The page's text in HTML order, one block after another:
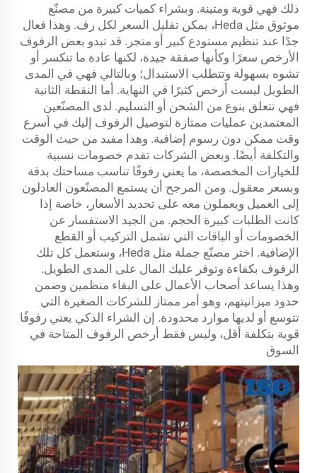
ذلك فهي قوية ومتينة. وبشراء كميات كبيرة من مصنّع
موثوق مثل Heda، يمكن تقليل السعر لكل رف. وهذا فعال
جدًا عند تنظيم مستودع كبير أو متجر. قد تبدو بعض الرفوف
الأرخص سعرًا وكأنها صفقة جيدة، لكنها عادة ما تنكسر أو
تشوه بسهولة وتتطلب الاستبدال؛ وبالتالي فهي في المدى
الطويل ليست أرخص كثيرًا في النهاية. أما النقطة الثانية
فهي تتعلق بنوع من الشحن أو التسليم. لدى المصنّعين
المعتمدين عمليات ممتازة لتوصيل الرفوف إليك في أسرع
وقت ممكن دون رسوم إضافية. وهذا مفيد من حيث الوقت
والتكلفة أيضًا. وبعض الشركات تقدم خصومات نسبية
للخيارات المخصصة، ما يعني رفوفًا تناسب مساحتك بدقة
وبسعر معقول. ومن المرجح أن يستمع المصنّعون العادلون
إلى العميل ويعملون معه على تحديد الأسعار، خاصة إذا
كانت الطلبات كبيرة الحجم. من الجيد الاستفسار عن
الخصومات أو الباقات التي تشمل التركيب أو القطع
الإضافية. اختر مصنّع جملة مثل Heda، وستعمل كل تلك
الرفوف بكفاءة وتوفر عليك المال على المدى الطويل.
وهذا يساعد أصحاب الأعمال على البقاء منظمين وضمن
حدود ميزانيتهم، وهو أمر ممتاز للشركات الصغيرة التي
تتوسع أو لديها موارد محدودة. إن الشراء الذكي يعني رفوفًا
قوية بتكلفة أقل، وليس فقط أرخص الرفوف المتاحة في
السوق